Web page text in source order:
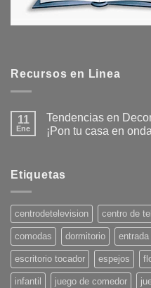
Recursos en Linea
11
Ene
Tendencias en
¡Pon tu casa en
en
Tendencias
para
el
Verano
2025:
¡Pon
tu
casa
en
onda!
Etiquetas
centrodetelevision centro de
comodas dormitorio entrada
escritorio tocador espejos
infantil juego de comedor